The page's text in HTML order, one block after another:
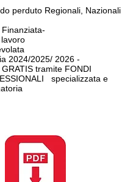
perduto Regionali, Nazionali
2024/2025/ 2026 -
tramite FONDI
specializzata e